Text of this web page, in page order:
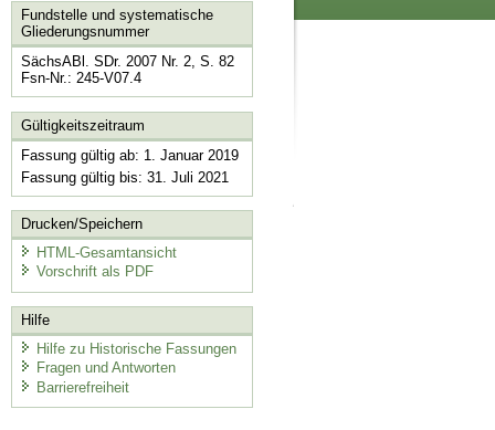
Fundstelle und systematische
Gliederungsnummer
SächsABl. SDr. 2007 Nr. 2, S. 82
Fsn-Nr.: 245-V07.4
Gültigkeitszeitraum
Fassung gültig ab: 1. Januar 2019
Fassung gültig bis: 31. Juli 2021
Drucken/Speichern
HTML-Gesamtansicht
Vorschrift als PDF
Hilfe
Hilfe zu Historische Fassungen
Fragen und Antworten
Barrierefreiheit